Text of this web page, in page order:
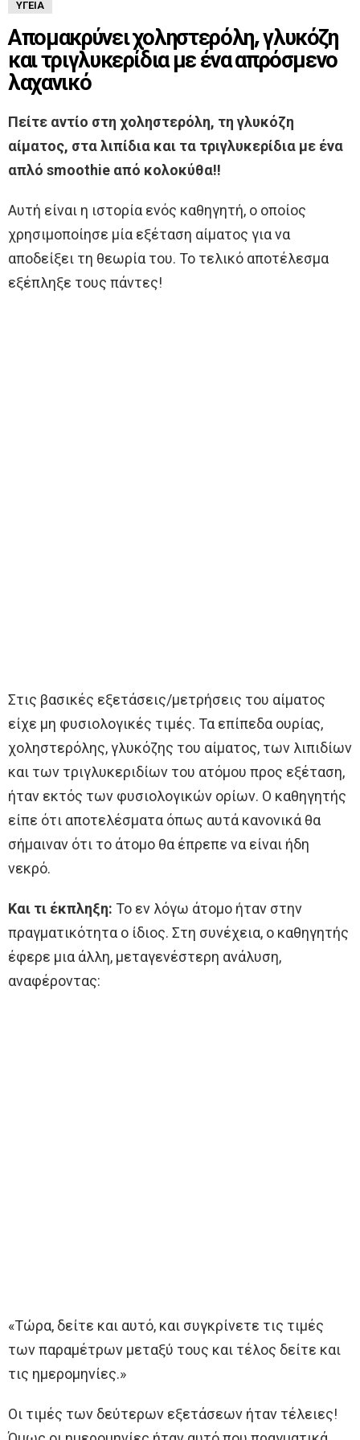
ΥΓΕΊΑ
Απομακρύνει χοληστερόλη, γλυκόζη
και τριγλυκερίδια με ένα απρόσμενο
λαχανικό
Πείτε αντίο στη χοληστερόλη, τη γλυκόζη
αίματος, στα λιπίδια και τα τριγλυκερίδια με ένα
απλό smoothie από κολοκύθα!!
Αυτή είναι η ιστορία ενός καθηγητή, ο οποίος
χρησιμοποίησε μία εξέταση αίματος για να
αποδείξει τη θεωρία του. Το τελικό αποτέλεσμα
εξέπληξε τους πάντες!
Στις βασικές εξετάσεις/μετρήσεις του αίματος
είχε μη φυσιολογικές τιμές. Τα επίπεδα ουρίας,
χοληστερόλης, γλυκόζης του αίματος, των λιπιδίων
και των τριγλυκεριδίων του ατόμου προς εξέταση,
ήταν εκτός των φυσιολογικών ορίων. Ο καθηγητής
είπε ότι αποτελέσματα όπως αυτά κανονικά θα
σήμαιναν ότι το άτομο θα έπρεπε να είναι ήδη
νεκρό.
Και τι έκπληξη: Το εν λόγω άτομο ήταν στην
πραγματικότητα ο ίδιος. Στη συνέχεια, ο καθηγητής
έφερε μια άλλη, μεταγενέστερη ανάλυση,
αναφέροντας:
«Τώρα, δείτε και αυτό, και συγκρίνετε τις τιμές
των παραμέτρων μεταξύ τους και τέλος δείτε και
τις ημερομηνίες.»
Οι τιμές των δεύτερων εξετάσεων ήταν τέλειες!